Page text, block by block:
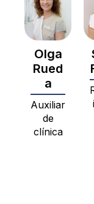
Olga
Rued
a
Auxiliar
de
clínica